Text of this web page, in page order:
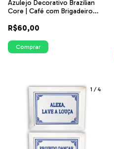
Azulejo Decorativo Brazilian
Core | Café com Brigadeiro
feijão" | Decoração Brasileira |
R$60,00
Comprar
1 /4